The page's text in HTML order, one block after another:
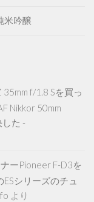
米吟醸
f/1.8 Sを買っ
Nikkor 50mm
た -
ーPioneer F-D3を
シリーズのチュ
より